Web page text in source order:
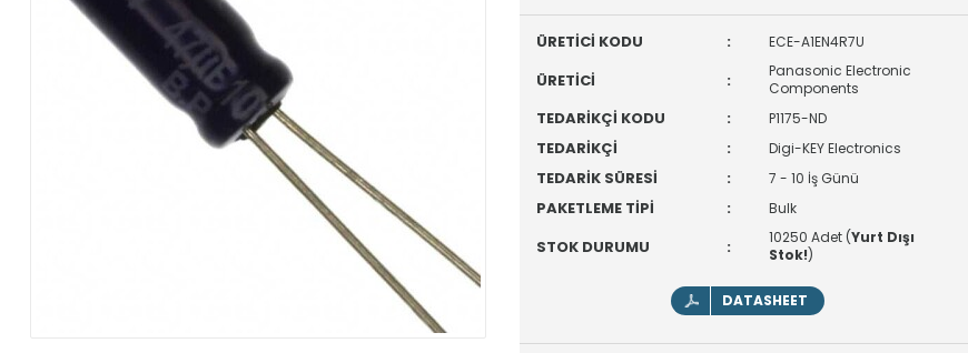
ÜRETİCİ KODU : ECE-A1EN4R7U
ÜRETİCİ :
Panasonic Electronic
Components
TEDARİKÇİ KODU : P1175-ND
TEDARİKÇİ : Digi-KEY Electronics
TEDARİK SÜRESİ : 7 - 10 İş Günü
PAKETLEME TİPİ : Bulk
STOK DURUMU : 10250 Adet (Yurt Dışı
Stok!)
DATASHEET